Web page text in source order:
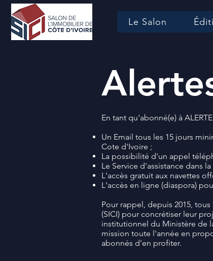
Le Salon
En tant qu'abonné(e) à
Un Email tous les 15 jours
Cote d'Ivoire ;
La possibilité d'un appel
Le Service d'assistance dans
L'accès gratuit aux navettes
L'accès en ligne (diaspora)
Pour rappel, depuis 2015,
(SICI) pour concrétiser leur
institutionnel du Ministère de
mission toute l'année en
abonnés d'en profiter.